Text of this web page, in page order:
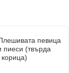
певица
пиеси (твърда
корица)